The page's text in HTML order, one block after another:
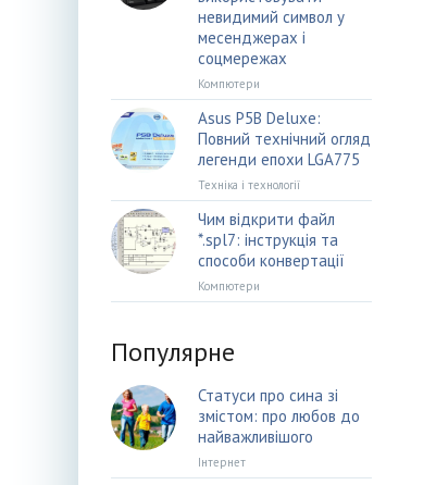
невидимий символ у
месенджерах і
соцмережах
Компютери
Asus P5B Deluxe:
Повний технічний огляд
легенди епохи LGA775
Техніка і технології
Чим відкрити файл
*.spl7: інструкція та
способи конвертації
Компютери
Популярне
Статуси про сина зі
змістом: про любов до
найважливішого
Інтернет